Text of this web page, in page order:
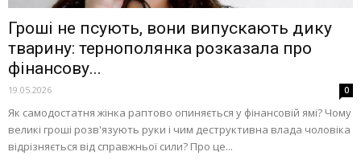
Гроші не псують, вони випускають дику
тварину: тернополянка розказала про
фінансову...
19.05.2026 0
​Як самодостатня жінка раптово опиняється у фінансовій ямі? Чому
великі гроші розв'язують руки і чим деструктивна влада чоловіка
відрізняється від справжньої сили? Про це...